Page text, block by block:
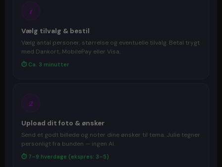
1
Vælg tilvalg & bestil
Vælg antal personer, størrelse og eventuelle tilvalg. Betal trygt
med Dankort, MobilePay eller Visa.
⏱ Ca. 3 minutter
2
Upload dit foto & ønsker
Send et godt billede og noter dine ønsker til tema. Julie tegner
personligt fra bunden — ingen AI.
⏱ 7–9 hverdage (ekspres: 3–5)